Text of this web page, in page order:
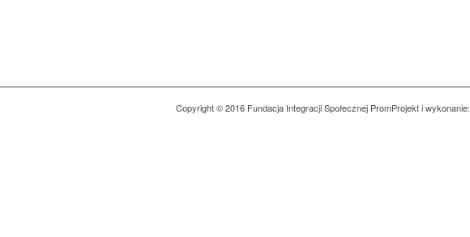
Copyright © 2016 Fundacja Integracji Społecznej PromProjekt i wykonanie: